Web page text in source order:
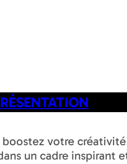
votre
un cadre inspirant